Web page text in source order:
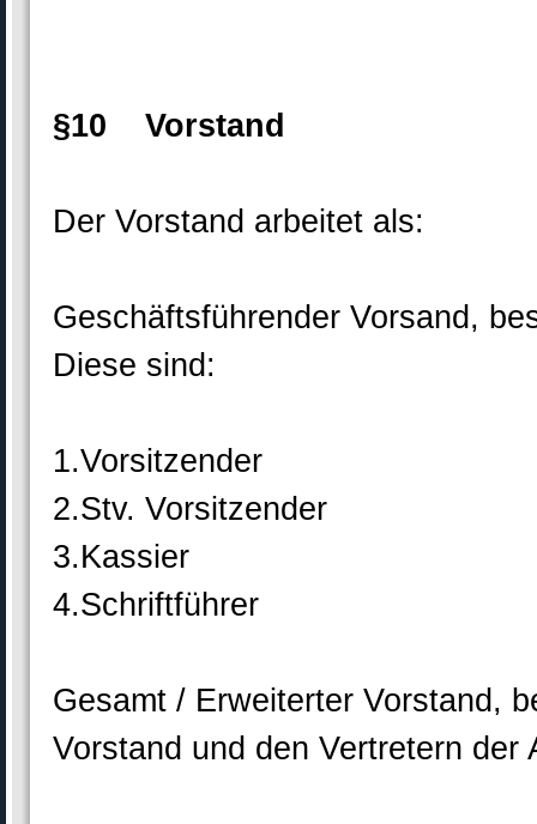
§10 Vorstand
Der Vorstand arbeitet als:
Geschäftsführender Vorsand,
Diese sind:
1.Vorsitzender
2.Stv. Vorsitzender
3.Kassier
4.Schriftführer
Gesamt / Erweiterter Vorstand,
Vorstand und den Vertretern der